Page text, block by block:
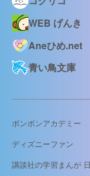
WEB げんき
Aneひめ.net
青い鳥文庫
ボンボンアカデミー
ディズニーファン
講談社の学習まんが